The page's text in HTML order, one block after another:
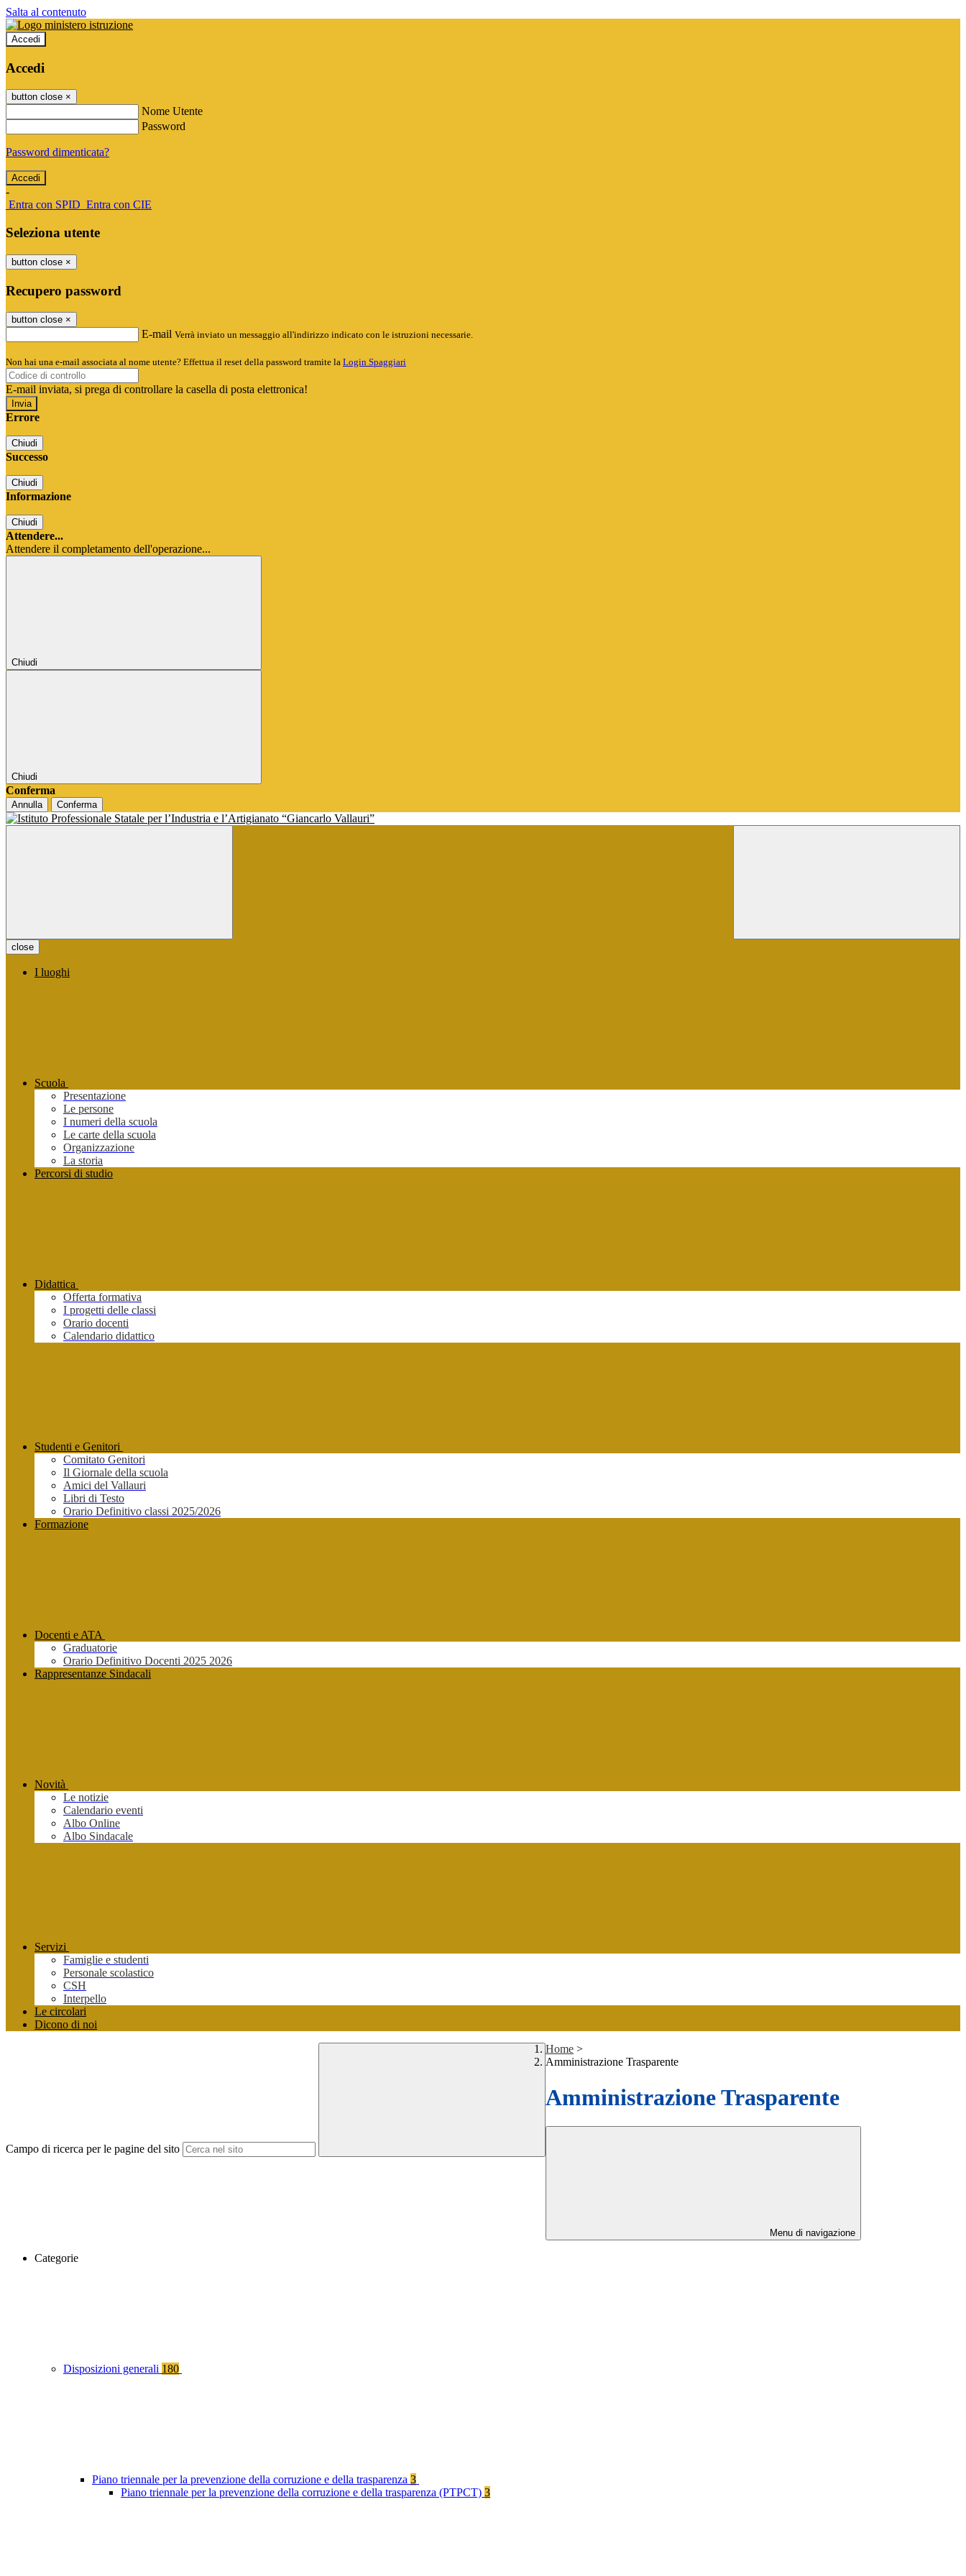
Salta al contenuto
Accedi
Accedi
button close ×
Nome Utente
Password
Password dimenticata?
-
Entra con SPID Entra con CIE
Seleziona utente
button close ×
Recupero password
button close ×
E-mail Verrà inviato un messaggio all'indirizzo indicato con le istruzioni necessarie.
Non hai una e-mail associata al nome utente? Effettua il reset della password tramite la Login Spaggiari
E-mail inviata, si prega di controllare la casella di posta elettronica!
Errore
Chiudi
Successo
Chiudi
Informazione
Chiudi
Attendere...
Attendere il completamento dell'operazione...
Chiudi
Chiudi
Conferma
Annulla Conferma
close
I luoghi
Scuola
Presentazione
Le persone
I numeri della scuola
Le carte della scuola
Organizzazione
La storia
Percorsi di studio
Didattica
Offerta formativa
I progetti delle classi
Orario docenti
Calendario didattico
Studenti e Genitori
Comitato Genitori
Il Giornale della scuola
Amici del Vallauri
Libri di Testo
Orario Definitivo classi 2025/2026
Formazione
Docenti e ATA
Graduatorie
Orario Definitivo Docenti 2025 2026
Rappresentanze Sindacali
Novità
Le notizie
Calendario eventi
Albo Online
Albo Sindacale
Servizi
Famiglie e studenti
Personale scolastico
CSH
Interpello
Le circolari
Dicono di noi
Campo di ricerca per le pagine del sito
Home >
Amministrazione Trasparente
Amministrazione Trasparente
Menu di navigazione
Categorie
Disposizioni generali 180
Piano triennale per la prevenzione della corruzione e della trasparenza 3
Piano triennale per la prevenzione della corruzione e della trasparenza (PTPCT) 3